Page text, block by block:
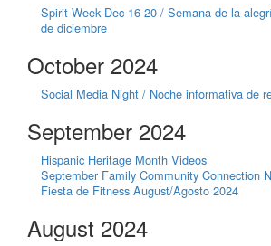
Spirit Week Dec 16-20 / Semana de la
de diciembre
October 2024
Social Media Night / Noche informativa de
September 2024
Hispanic Heritage Month Videos
September Family Community Connection
Fiesta de Fitness August/Agosto 2024
August 2024